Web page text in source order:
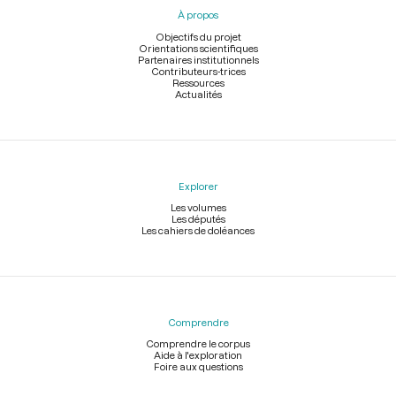
À propos
Objectifs du projet
Orientations scientifiques
Partenaires institutionnels
Contributeurs-trices
Ressources
Actualités
Explorer
Les volumes
Les députés
Les cahiers de doléances
Comprendre
Comprendre le corpus
Aide à l'exploration
Foire aux questions